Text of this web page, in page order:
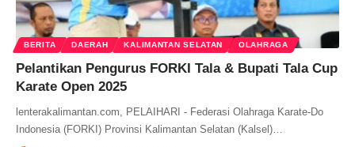
BERITA DAERAH KALIMANTAN SELATAN OLAHRAGA
Pelantikan Pengurus FORKI Tala & Bupati Tala Cup
Karate Open 2025
lenterakalimantan.com, PELAIHARI - Federasi Olahraga Karate-Do
Indonesia (FORKI) Provinsi Kalimantan Selatan (Kalsel)…